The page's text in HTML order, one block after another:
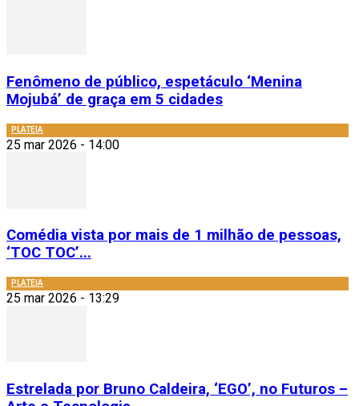
Fenômeno de público, espetáculo ‘Menina
Mojubá’ de graça em 5 cidades
PLATEIA
25 mar 2026 - 14:00
Comédia vista por mais de 1 milhão de pessoas,
‘TOC TOC’...
PLATEIA
25 mar 2026 - 13:29
Estrelada por Bruno Caldeira, ‘EGO’, no Futuros –